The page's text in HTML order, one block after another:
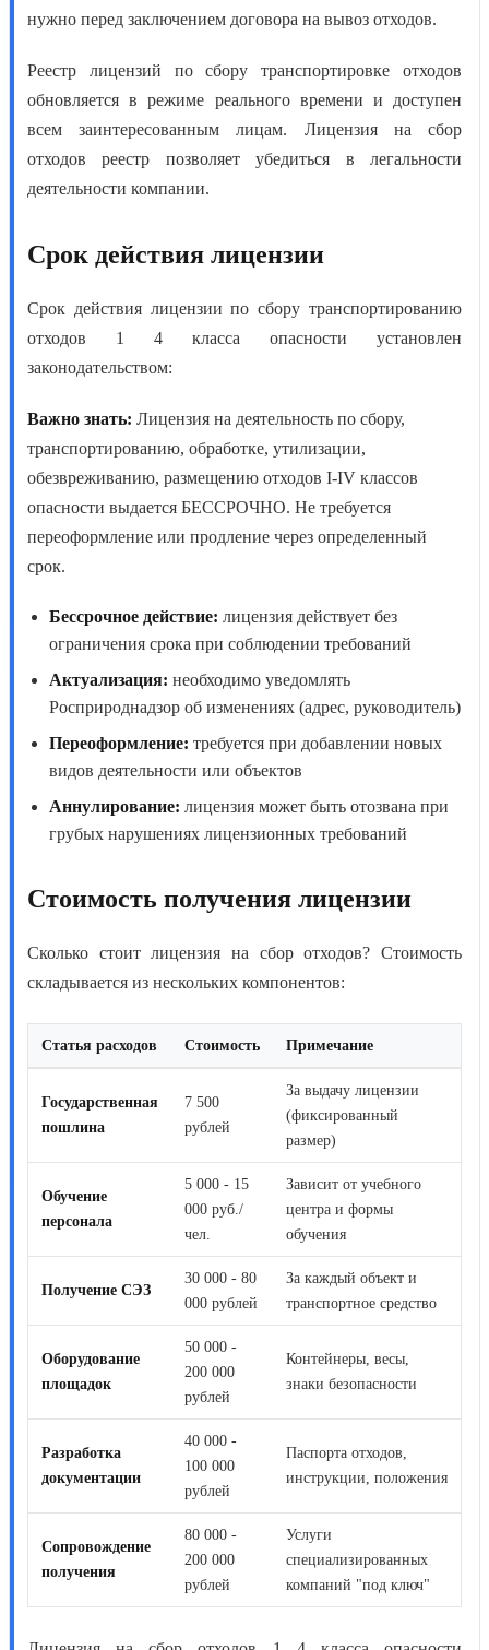
нужно перед заключением договора на вывоз отходов.
Реестр лицензий по сбору транспортировке отходов
обновляется в режиме реального времени и доступен
всем заинтересованным лицам. Лицензия на сбор
отходов реестр позволяет убедиться в легальности
деятельности компании.
Срок действия лицензии
Срок действия лицензии по сбору транспортированию
отходов 1 4 класса опасности установлен
законодательством:
Важно знать: Лицензия на деятельность по сбору,
транспортированию, обработке, утилизации,
обезвреживанию, размещению отходов I-IV классов
опасности выдается БЕССРОЧНО. Не требуется
переоформление или продление через определенный
срок.
Бессрочное действие: лицензия действует без
ограничения срока при соблюдении требований
Актуализация: необходимо уведомлять
Росприроднадзор об изменениях (адрес, руководитель)
Переоформление: требуется при добавлении новых
видов деятельности или объектов
Аннулирование: лицензия может быть отозвана при
грубых нарушениях лицензионных требований
Стоимость получения лицензии
Сколько стоит лицензия на сбор отходов? Стоимость
складывается из нескольких компонентов:
Статья расходов Стоимость Примечание
Государственная
пошлина
7 500
рублей
За выдачу лицензии
(фиксированный
размер)
Обучение
персонала
5 000 - 15
000 руб./
чел.
Зависит от учебного
центра и формы
обучения
Получение СЭЗ
30 000 - 80
000 рублей
За каждый объект и
транспортное средство
Оборудование
площадок
50 000 -
200 000
рублей
Контейнеры, весы,
знаки безопасности
Разработка
документации
40 000 -
100 000
рублей
Паспорта отходов,
инструкции, положения
Сопровождение
получения
80 000 -
200 000
рублей
Услуги
специализированных
компаний "под ключ"